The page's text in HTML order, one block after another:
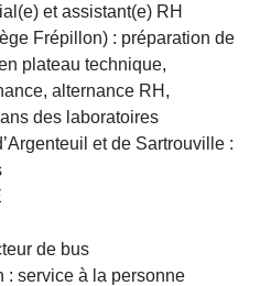
et assistant(e) RH
Frépillon) : préparation de
plateau technique,
alternance RH,
des laboratoires
et de Sartrouville :
de bus
: service à la personne